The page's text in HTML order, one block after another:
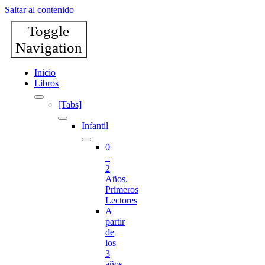
Saltar al contenido
Toggle
Navigation
Inicio
Libros
[Tabs]
Infantil
0
–
2
Años.
Primeros
Lectores
A
partir
de
los
3